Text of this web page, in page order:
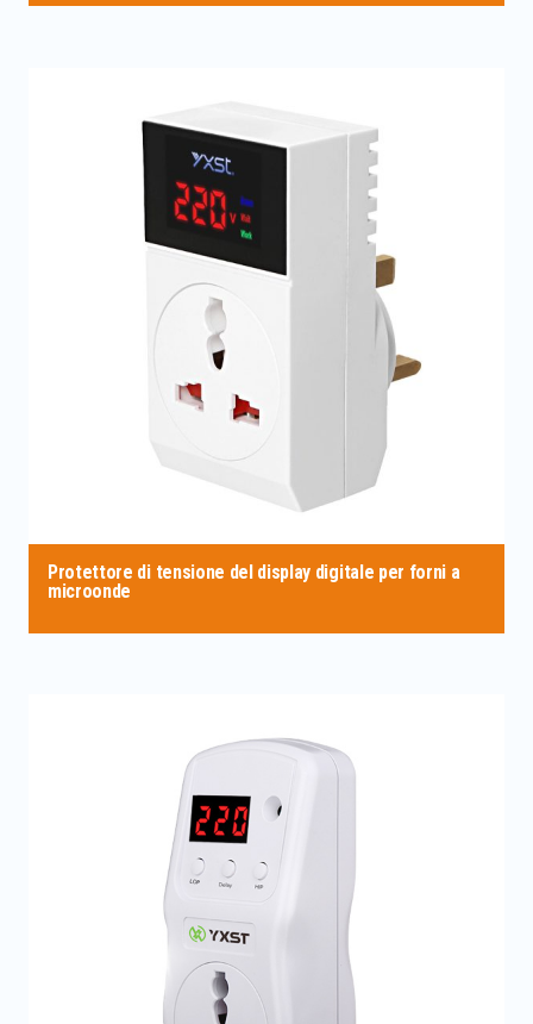
Protettore di tensione del display digitale per forni a
microonde